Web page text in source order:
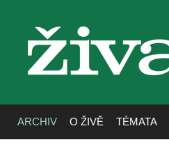
živa
ARCHIV O ŽIVĚ TÉMATA